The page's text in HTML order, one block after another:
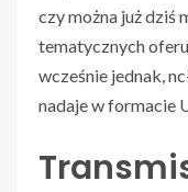
czy można już dziś
tematycznych
wcześnie jednak,
nadaje w formacie